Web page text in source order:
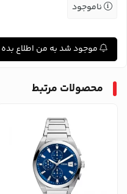
ناموجود
موجود شد به من اطلاع بده
محصولات مرتبط